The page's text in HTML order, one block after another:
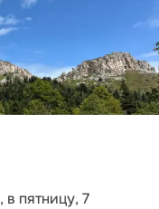
, в пятницу, 7